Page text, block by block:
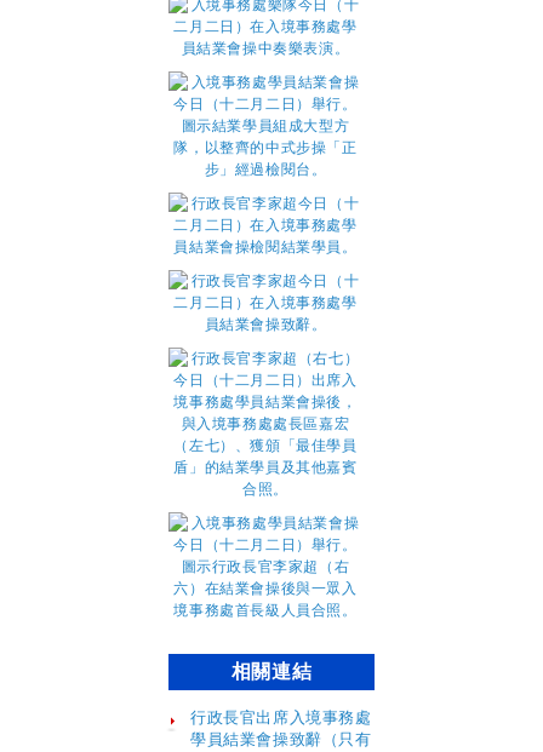
相關連結
行政長官出席入境事務處
學員結業會操致辭（只有